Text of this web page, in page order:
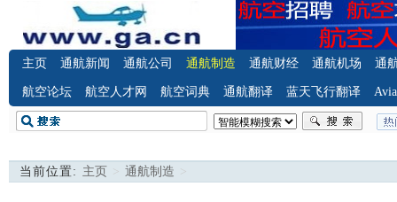
主页 通航新闻 通航公司 通航制造 通航财经 通航机场 通
航空论坛 航空人才网 航空词典 通航翻译 蓝天飞行翻译
当前位置: 主页 > 通航制造 >